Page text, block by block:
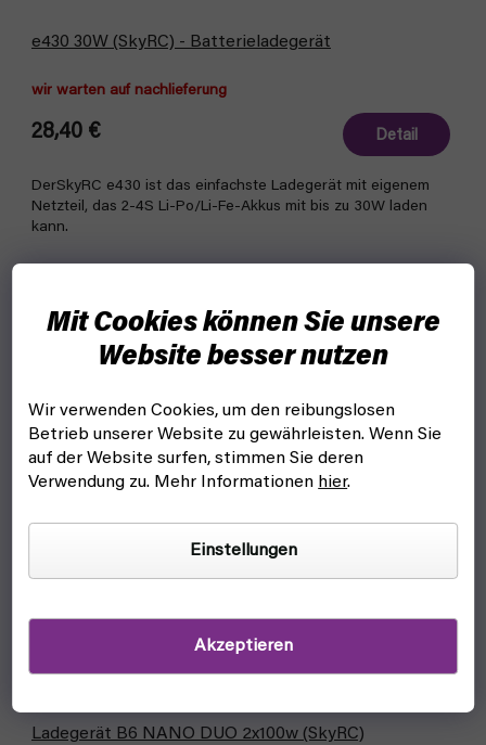
Mit Cookies können Sie unsere
Website besser nutzen
Wir verwenden Cookies, um den reibungslosen
Betrieb unserer Website zu gewährleisten. Wenn Sie
auf der Website surfen, stimmen Sie deren
Verwendung zu. Mehr Informationen hier.
Einstellungen
Akzeptieren
e430 30W (SkyRC) - Batterieladegerät
wir warten auf nachlieferung
28,40 € Detail
DerSkyRC e430 ist das einfachste Ladegerät mit eigenem
Netzteil, das 2-4S Li-Po/Li-Fe-Akkus mit bis zu 30W laden
kann.
Ladegerät B6 NANO DUO 2x100w (SkyRC)